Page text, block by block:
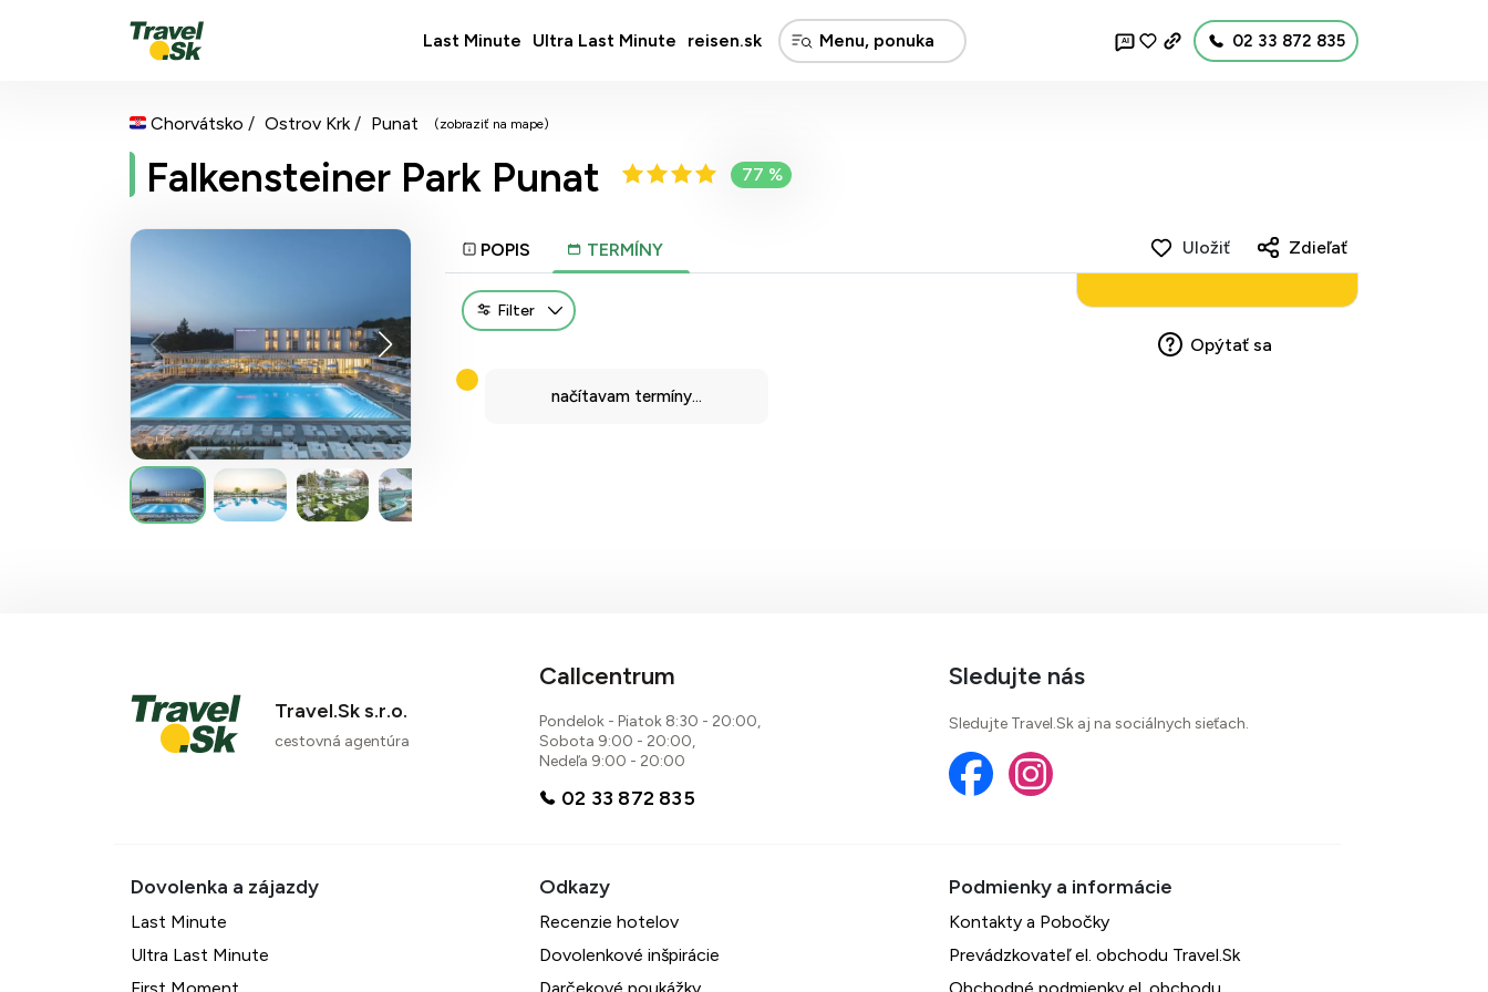
Last Minute Ultra Last Minute reisen.sk AI 02 33 872 835
Chorvátsko Ostrov Krk Punat (zobraziť na mape)
Falkensteiner Park Punat 77 %
POPIS TERMÍNY
Filter
načítavam termíny...
Uložiť Zdieľať
Opýtať sa
Travel.Sk s.r.o.
cestovná agentúra
Callcentrum
Pondelok - Piatok 8:30 - 20:00,
Sobota 9:00 - 20:00,
Nedeľa 9:00 - 20:00
02 33 872 835
Sledujte nás
Sledujte Travel.Sk aj na sociálnych sieťach.
Last Minute
Ultra Last Minute
Recenzie hotelov
Dovolenkové inšpirácie
Kontakty a Pobočky
Prevádzkovateľ el. obchodu Travel.Sk